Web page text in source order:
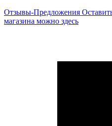
Отзывы-Предложения
магазина можно здесь